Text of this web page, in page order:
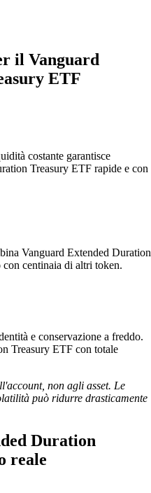
il Vanguard
ETF
costante garantisce
Treasury ETF rapide e con
Vanguard Extended Duration
centinaia di altri token.
e conservazione a freddo.
Treasury ETF con totale
non agli asset. Le
può ridurre drasticamente
Duration
reale